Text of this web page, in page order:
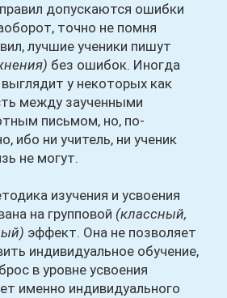
допускаются ошибки
точно не помня
лучшие ученики пишут
без ошибок. Иногда
выглядит у некоторых как
между заученными
письмом, но, по-
ибо ни учитель, ни ученик
не могут.
изучения и усвоения
на групповой (классный,
эффект. Она не позволяет
индивидуальное обучение,
в уровне усвоения
именно индивидуального